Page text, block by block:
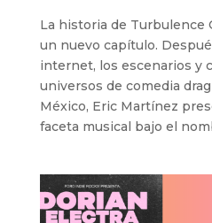
La historia de Turbulence
un nuevo capítulo.
internet, los escenarios y
universos de comedia
México, Eric Martínez
faceta musical bajo el